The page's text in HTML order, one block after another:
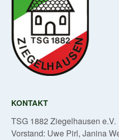
KONTAKT
TSG 1882 Ziegelhausen e.V.
Vorstand: Uwe Pirl, Janina